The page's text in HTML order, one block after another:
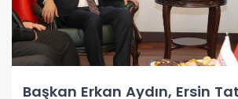
Başkan Erkan Aydın, Ersin